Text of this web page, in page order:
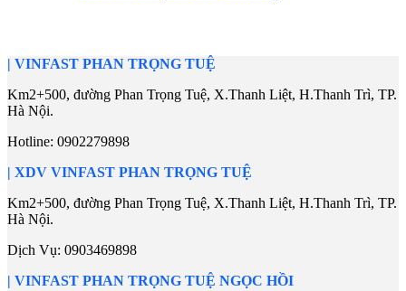
| VINFAST PHAN TRỌNG TUỆ
Km2+500, đường Phan Trọng Tuệ, X.Thanh Liệt, H.Thanh Trì, TP.
Hà Nội.
Hotline: 0902279898
| XDV VINFAST PHAN TRỌNG TUỆ
Km2+500, đường Phan Trọng Tuệ, X.Thanh Liệt, H.Thanh Trì, TP.
Hà Nội.
Dịch Vụ: 0903469898
| VINFAST PHAN TRỌNG TUỆ NGỌC HỒI